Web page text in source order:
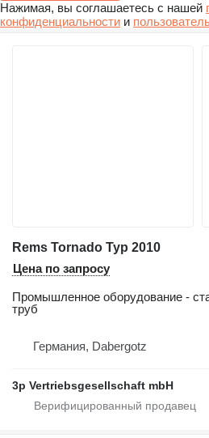
Нажимая, вы соглашаетесь с нашей
конфиденциальности и
Rems Tornado Typ 2010
Цена по запросу
Промышленное оборудование -
труб
Германия, Dabergotz
3p Vertriebsgesellschaft mbH